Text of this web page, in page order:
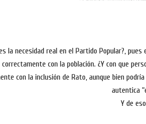
la necesidad real en el Partido Popular?,
correctamente con la población. ¿Y con que
con la inclusión de Rato, aunque bien
autentica
Y de